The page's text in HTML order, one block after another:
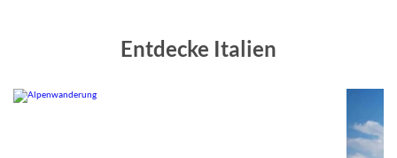
Entdecke Italien